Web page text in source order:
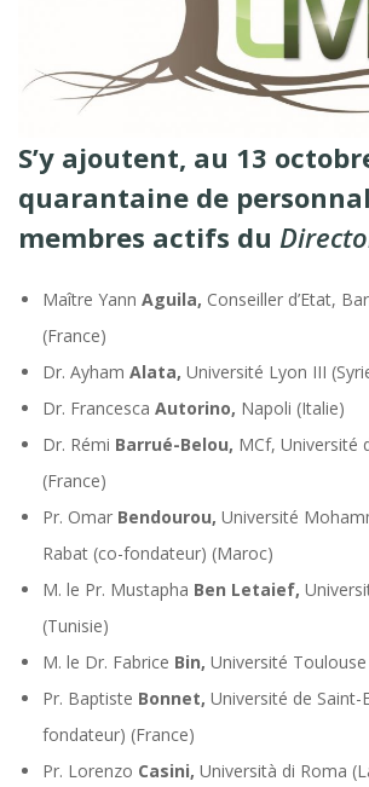
S’y ajoutent, au 13
quarantaine de
membres actifs du
Maître Yann Aguila, Conseiller d’Etat,
(France)
Dr. Ayham Alata, Université Lyon III
Dr. Francesca Autorino, Napoli (Italie)
Dr. Rémi Barrué-Belou, MCf, Université
(France)
Pr. Omar Bendourou, Université
Rabat (co-fondateur) (Maroc)
M. le Pr. Mustapha Ben Letaief,
(Tunisie)
M. le Dr. Fabrice Bin, Université
Pr. Baptiste Bonnet, Université de Saint-
fondateur) (France)
Pr. Lorenzo Casini, Università di Roma